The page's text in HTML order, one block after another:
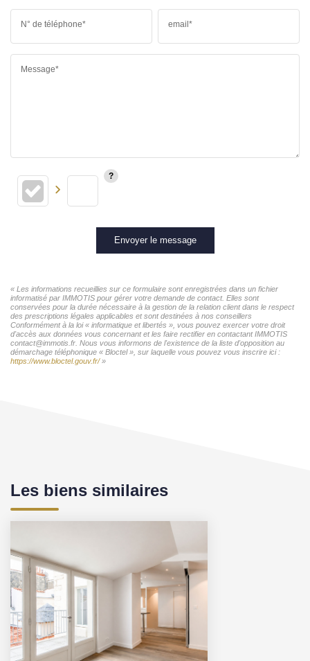
N° de téléphone* email*
Message*
Envoyer le message
« Les informations recueillies sur ce formulaire sont enregistrées dans un fichier
informatisé par IMMOTIS pour gérer votre demande de contact. Elles sont
conservées pour la durée nécessaire à la gestion de la relation client dans le respect
des prescriptions légales applicables et sont destinées à nos conseillers
Conformément à la loi « informatique et libertés », vous pouvez exercer votre droit
d'accès aux données vous concernant et les faire rectifier en contactant IMMOTIS
contact@immotis.fr. Nous vous informons de l'existence de la liste d'opposition au
démarchage téléphonique « Bloctel », sur laquelle vous pouvez vous inscrire ici :
https://www.bloctel.gouv.fr/»
Les biens similaires